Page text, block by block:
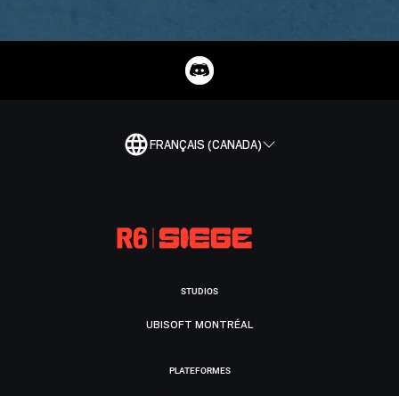
FRANÇAIS (CANADA)
STUDIOS
UBISOFT MONTRÉAL
PLATEFORMES